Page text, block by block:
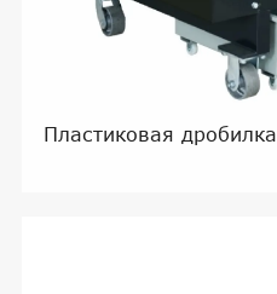
Пластиковая дробилка